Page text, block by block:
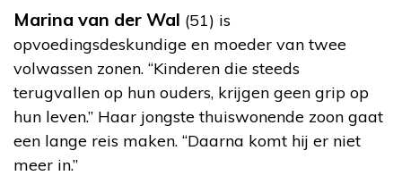
Marina van der Wal (51) is
opvoedingsdeskundige en moeder van twee
volwassen zonen. “Kinderen die steeds
terugvallen op hun ouders, krijgen geen grip op
hun leven.” Haar jongste thuiswonende zoon gaat
een lange reis maken. “Daarna komt hij er niet
meer in.”